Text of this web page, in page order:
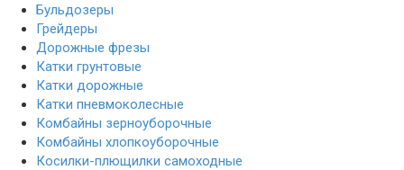
Бульдозеры
Грейдеры
Дорожные фрезы
Катки грунтовые
Катки дорожные
Катки пневмоколесные
Комбайны зерноуборочные
Комбайны хлопкоуборочные
Косилки-плющилки самоходные